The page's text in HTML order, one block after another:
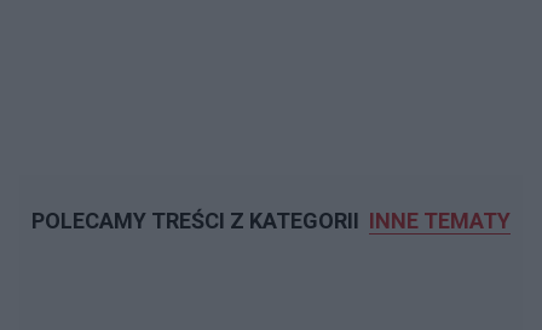
POLECAMY TREŚCI Z KATEGORII INNE TEMATY